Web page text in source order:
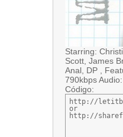
Starring:
Scott, James
Anal, DP ,
790kbps
Código:
http://
or
http://